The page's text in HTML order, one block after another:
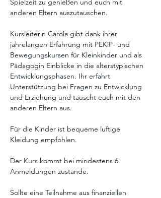
Spielzeit zu genießen und euch mit
anderen Eltern auszutauschen.
Kursleiterin Carola gibt dank ihrer
jahrelangen Erfahrung mit PEKiP- und
Bewegungskursen für Kleinkinder und als
Pädagogin Einblicke in die alterstypischen
Entwicklungsphasen. Ihr erfahrt
Unterstützung bei Fragen zu Entwicklung
und Erziehung und tauscht euch mit den
anderen Eltern aus.
Für die Kinder ist bequeme luftige
Kleidung empfohlen.
Der Kurs kommt bei mindestens 6
Anmeldungen zustande.
Sollte eine Teilnahme aus finanziellen